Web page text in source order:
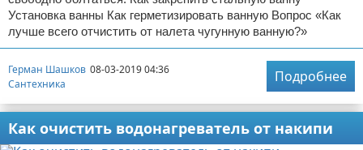
Установка ванны Как герметизировать ванную Вопрос «Как
лучше всего отчистить от налета чугунную ванную?»
Герман Шашков 08-03-2019 04:36
Сантехника
Подробнее
Как очистить водонагреватель от накипи